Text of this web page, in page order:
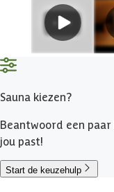
Sauna kiezen?
Beantwoord een
jou past!
Start de keuzehulp